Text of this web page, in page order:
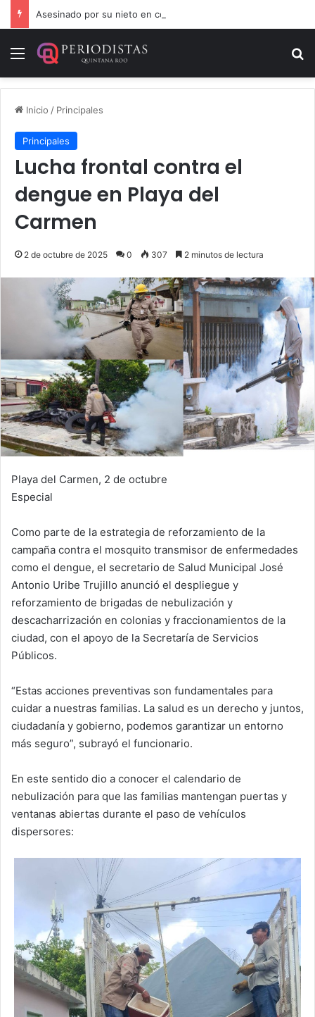
Menú
Inicio / Principales
Principales
Lucha frontal contra el
dengue en Playa del
Carmen
2 de octubre de 2025 0 307 2 minutos de lectura
Playa del Carmen, 2 de octubre
Especial
Como parte de la estrategia de reforzamiento de la
campaña contra el mosquito transmisor de enfermedades
como el dengue, el secretario de Salud Municipal José
Antonio Uribe Trujillo anunció el despliegue y
reforzamiento de brigadas de nebulización y
descacharrización en colonias y fraccionamientos de la
ciudad, con el apoyo de la Secretaría de Servicios
Públicos.
“Estas acciones preventivas son fundamentales para
cuidar a nuestras familias. La salud es un derecho y juntos,
ciudadanía y gobierno, podemos garantizar un entorno
más seguro”, subrayó el funcionario.
En este sentido dio a conocer el calendario de
nebulización para que las familias mantengan puertas y
ventanas abiertas durante el paso de vehículos
dispersores: